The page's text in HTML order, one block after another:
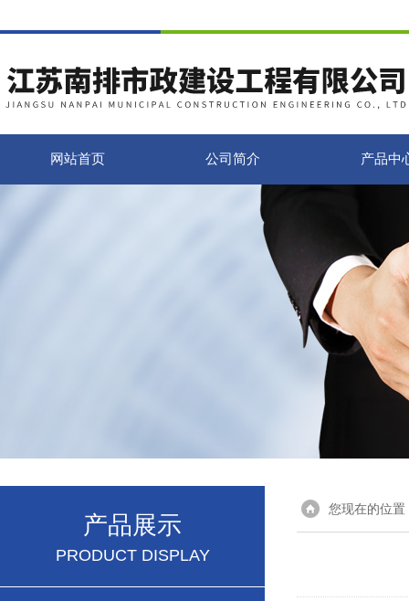
网站首页 公司简介 产品中
产品展示
PRODUCT DISPLAY
您现在的位置